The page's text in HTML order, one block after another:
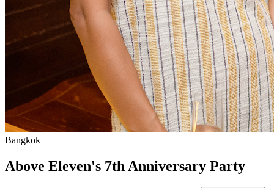
Bangkok
Above Eleven's 7th Anniversary Party